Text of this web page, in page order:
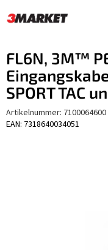
Inhalt
FL6N, 3M™
SPORT TAC
Artikelnummer: 7100064600
EAN: 7318640034051